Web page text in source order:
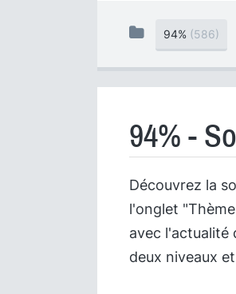
94% (586)
94% -
Découvrez la
l'onglet
avec l'actualité
deux niveaux